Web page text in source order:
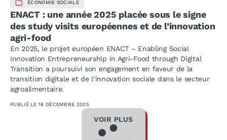
ÉCONOMIE SOCIALE
ENACT : une année 2025 placée sous le signe
des study visits européennes et de l’innovation
agri-food
En 2025, le projet européen ENACT – Enabling Social
Innovation Entrepreneurship in Agri-Food through Digital
Transition a poursuivi son engagement en faveur de la
transition digitale et de l’innovation sociale dans le secteur
agroalimentaire.
PUBLIÉ LE 18 DÉCEMBRE 2025
VOIR PLUS